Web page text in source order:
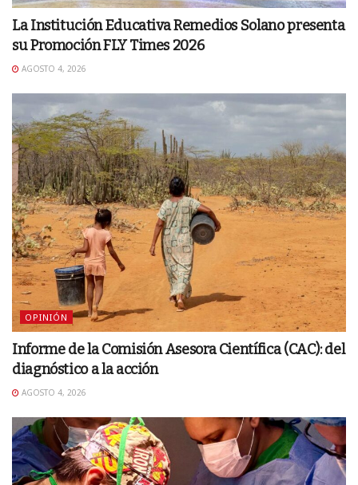
La Institución Educativa Remedios Solano presenta
su Promoción FLY Times 2026
AGOSTO 4, 2026
OPINIÓN
Informe de la Comisión Asesora Científica (CAC): del
diagnóstico a la acción
AGOSTO 4, 2026